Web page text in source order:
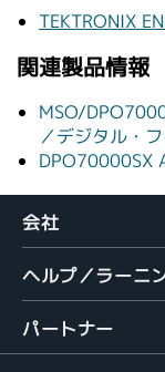
TEKTRONIX
関連製品情報
MSO/
／デジタル・
DPO70000SX
会社
ヘルプ／ラーニ
パートナー